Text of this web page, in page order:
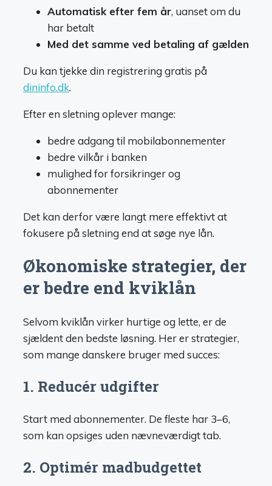
Automatisk efter fem år, uanset om du
har betalt
Med det samme ved betaling af gælden
Du kan tjekke din registrering gratis på
dininfo.dk.
Efter en sletning oplever mange:
bedre adgang til mobilabonnementer
bedre vilkår i banken
mulighed for forsikringer og
abonnementer
Det kan derfor være langt mere effektivt at
fokusere på sletning end at søge nye lån.
Økonomiske strategier, der
er bedre end kviklån
Selvom kviklån virker hurtige og lette, er de
sjældent den bedste løsning. Her er strategier,
som mange danskere bruger med succes:
1. Reducér udgifter
Start med abonnementer. De fleste har 3–6,
som kan opsiges uden nævneværdigt tab.
2. Optimér madbudgettet